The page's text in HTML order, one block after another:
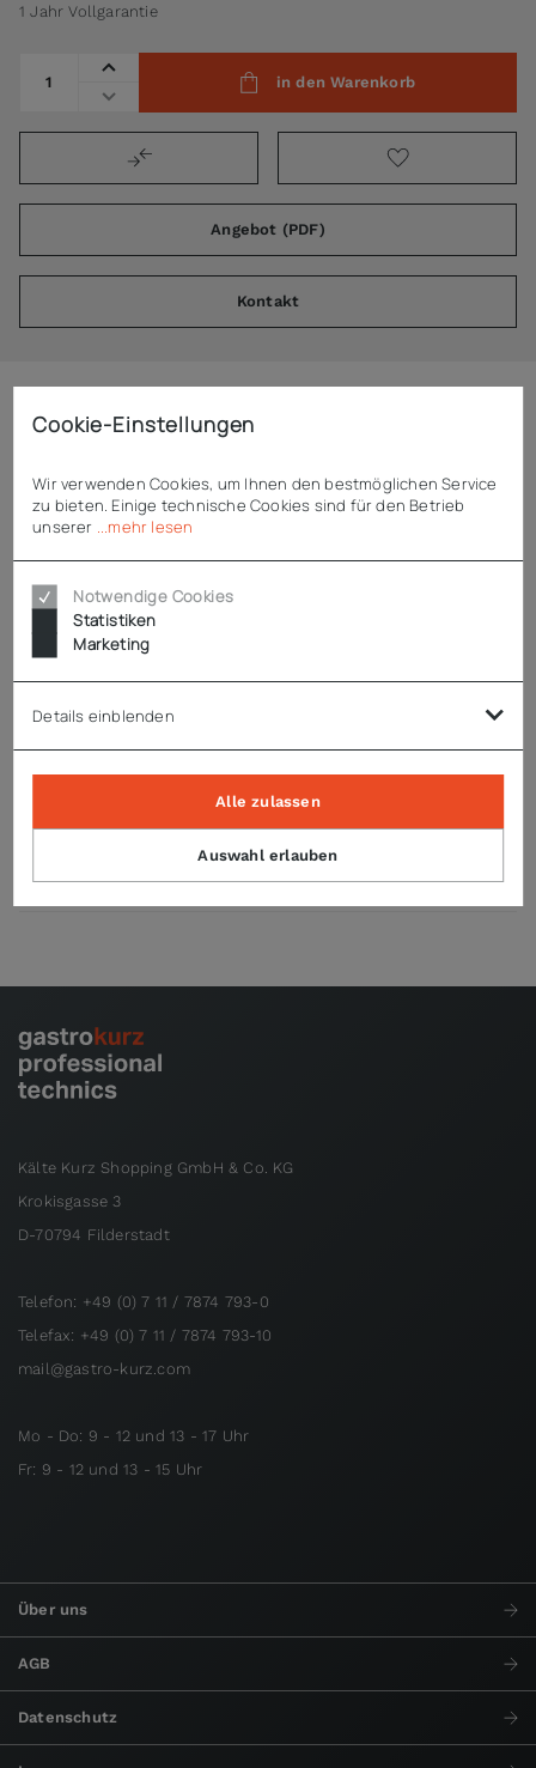
1 Jahr Vollgarantie
in den Warenkorb
Angebot (PDF)
Kontakt
Beschreibung
Rieber Rolliport Kunststoff - thermoport® K - der universelle
Transportwagen für alle tragbaren thermoport®-Modelle ohne
lebensmittelechter, schlagzäher Kunststoff in hellgrau
klappbarer CNS-Rundrohr-Schiebebügel
robuste, stabile Bauweise
optimale Fahrbarkeit mit rostfreien, feststellbaren Rollen
Downloads
Kälte Kurz Shopping GmbH & Co. KG
Krokisgasse 3
D-70794 Filderstadt
Telefon: +49 (0) 7 11 / 7874 793-0
Telefax: +49 (0) 7 11 / 7874 793-10
mail@gastro-kurz.com
Mo - Do: 9 - 12 und 13 - 17 Uhr
Fr: 9 - 12 und 13 - 15 Uhr
Über uns
AGB
Datenschutz
Cookie-Einstellungen
Wir verwenden Cookies, um Ihnen den bestmöglichen Service
zu bieten. Einige technische Cookies sind für den Betrieb
unserer ...mehr lesen
Notwendige Cookies
Statistiken
Marketing
Details einblenden
Auswahl erlauben
Alle zulassen